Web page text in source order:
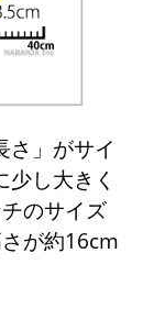
さ」がサイ
し大きく
のサイズ
が約16cm